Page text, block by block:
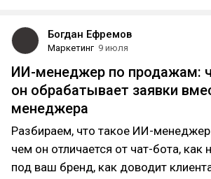
Богдан Ефремов
Маркетинг 9 июля
ИИ-менеджер по продажам:
он обрабатывает заявки
менеджера
Разбираем, что такое ИИ-
чем он отличается от чат-бота, как
под ваш бренд, как доводит